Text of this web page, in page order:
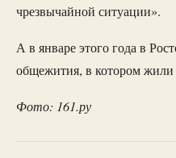
чрезвычайной ситуации».
А в январе этого года в
общежития, в котором жили
Фото: 161.ру